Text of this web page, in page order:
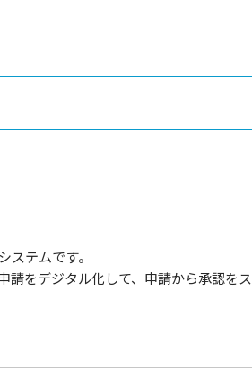
テムです。
をデジタル化して、申請から承認をス